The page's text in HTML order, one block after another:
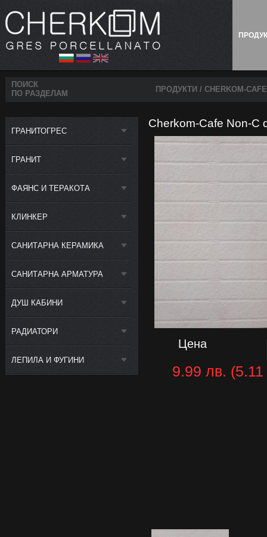
ПОИСК
ПО РАЗДЕЛАМ
ПРОДУКТИ / CHERKOM-
ГРАНИТОГРЕС
ГРАНИТ
ФАЯНС И ТЕРАКОТА
КЛИНКЕР
САНИТАРНА КЕРАМИКА
САНИТАРНА АРМАТУРА
ДУШ КАБИНИ
РАДИАТОРИ
ЛЕПИЛА И ФУГИНИ
Cherkom-Cafe Non-C
Цена
9.99 лв.